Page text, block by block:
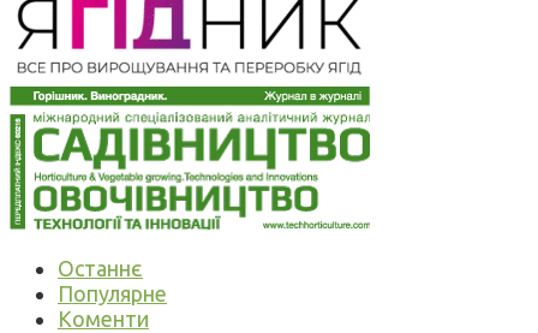
Останнє
Популярне
Коменти